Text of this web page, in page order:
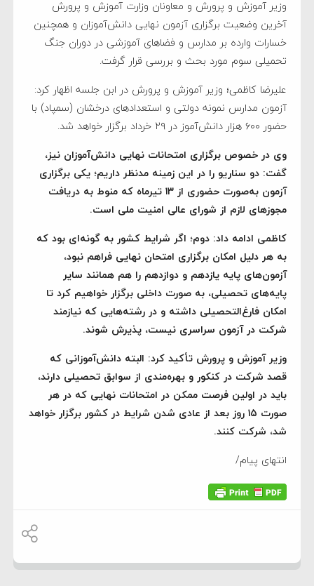
وزیر آموزش و پرورش و معاونان وزارت آموزش و پرورش
آخرین وضعیت برگزاری آزمون نهایی دانش‌آموزان و همچنین
خسارات وارده بر مدارس و فضاهای آموزشی در دوران جنگ
تحمیلی سوم مورد بحث و بررسی قرار گرفت.
علیرضا کاظمی؛ وزیر آموزش و پرورش در ابن جلسه اظهار کرد:
آزمون مدارس نمونه دولتی و استعدادهای درخشان (سمپاد) با
حضور ۶۰۰ هزار دانش‌آموز در ۲۹ خرداد برگزار خواهد شد.
وی در خصوص برگزاری امتحانات نهایی دانش‌آموزان نیز،
گفت: دو سناریو را در این زمینه مدنظر داریم؛ یکی برگزاری
آزمون به‌صورت حضوری از ۱۳ تیرماه که منوط به دریافت
مجوزهای لازم از شورای عالی امنیت ملی است.
کاظمی ادامه داد: دوم؛ اگر شرایط کشور به گونه‌ای بود که
به هر دلیل امکان برگزاری امتحان نهایی فراهم نبود،
آزمون‌های پایه یازدهم و دوازدهم را هم همانند سایر
پایه‌های تحصیلی، به صورت داخلی برگزار خواهیم کرد تا
امکان فارغ‌التحصیلی داشته و در رشته‌هایی که نیازمند
شرکت در آزمون سراسری نیست، پذیرش شوند.
وزیر آموزش و پرورش تأکید کرد: البته دانش‌آموزانی که
قصد شرکت در کنکور و بهره‌مندی از سوابق تحصیلی دارند،
باید در اولین فرصت ممکن در امتحانات نهایی که در هر
صورت ۱۵ روز بعد از عادی شدن شرایط در کشور برگزار خواهد
شد، شرکت کنند.
انتهای پیام/